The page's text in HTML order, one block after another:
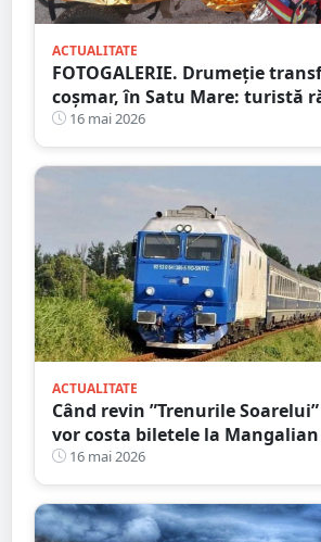
ACTUALITATE
FOTOGALERIE. Drumeție
coșmar, în Satu Mare: turistă
după ce a alergat pe un traseu
frunze
16 mai 2026
ACTUALITATE
Când revin ”Trenurile
vor costa biletele la Mangalian
16 mai 2026